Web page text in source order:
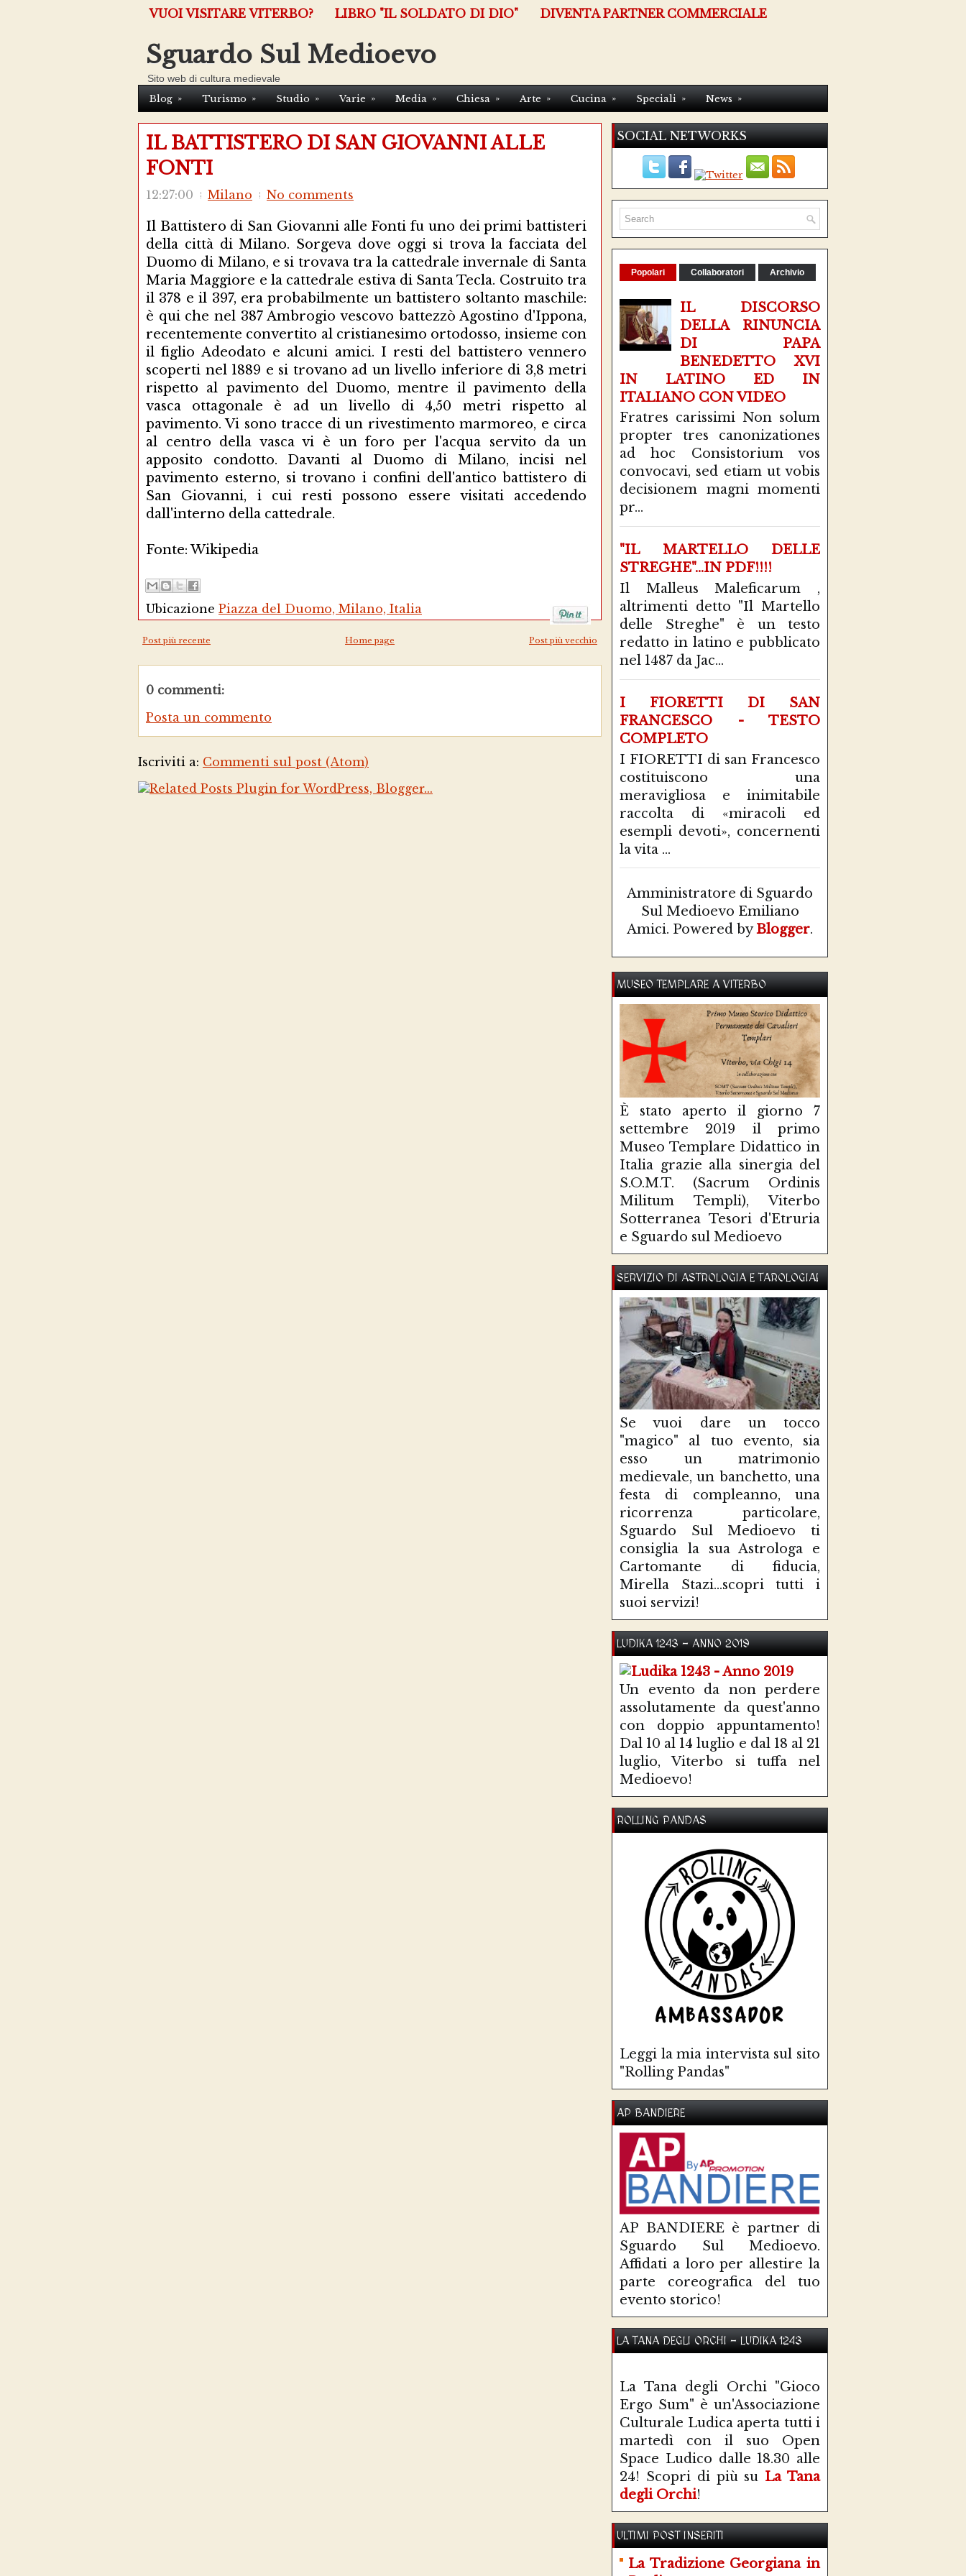
VUOI VISITARE VITERBO? LIBRO "IL SOLDATO DI DIO" DIVENTA PARTNER COMMERCIALE
Sguardo Sul Medioevo
Sito web di cultura medievale
Blog » Turismo » Studio » Varie » Media » Chiesa » Arte » Cucina » Speciali » News »
IL BATTISTERO DI SAN GIOVANNI ALLE
FONTI
12:27:00 Milano No comments
Il Battistero di San Giovanni alle Fonti fu uno dei primi battisteri
della città di Milano. Sorgeva dove oggi si trova la facciata del
Duomo di Milano, e si trovava tra la cattedrale invernale di Santa
Maria Maggiore e la cattedrale estiva di Santa Tecla. Costruito tra
il 378 e il 397, era probabilmente un battistero soltanto maschile:
è qui che nel 387 Ambrogio vescovo battezzò Agostino d'Ippona,
recentemente convertito al cristianesimo ortodosso, insieme con
il figlio Adeodato e alcuni amici. I resti del battistero vennero
scoperti nel 1889 e si trovano ad un livello inferiore di 3,8 metri
rispetto al pavimento del Duomo, mentre il pavimento della
vasca ottagonale è ad un livello di 4,50 metri rispetto al
pavimento. Vi sono tracce di un rivestimento marmoreo, e circa
al centro della vasca vi è un foro per l'acqua servito da un
apposito condotto. Davanti al Duomo di Milano, incisi nel
pavimento esterno, si trovano i confini dell'antico battistero di
San Giovanni, i cui resti possono essere visitati accedendo
dall'interno della cattedrale.
Fonte: Wikipedia
Ubicazione Piazza del Duomo, Milano, Italia
Post più recente Post più vecchio
Home page
0 commenti:
Posta un commento
Iscriviti a: Commenti sul post (Atom)
SOCIAL NETWORKS
Popolari Collaboratori Archivio
IL DISCORSO
DELLA RINUNCIA
DI PAPA
BENEDETTO XVI
IN LATINO ED IN
ITALIANO CON VIDEO
Fratres carissimi Non solum
propter tres canonizationes
ad hoc Consistorium vos
convocavi, sed etiam ut vobis
decisionem magni momenti
pr...
"IL MARTELLO DELLE
STREGHE"...IN PDF!!!!
Il Malleus Maleficarum ,
altrimenti detto "Il Martello
delle Streghe" è un testo
redatto in latino e pubblicato
nel 1487 da Jac...
I FIORETTI DI SAN
FRANCESCO - TESTO
COMPLETO
I FIORETTI di san Francesco
costituiscono una
meravigliosa e inimitabile
raccolta di «miracoli ed
esempli devoti», concernenti
la vita ...
Amministratore di Sguardo
Sul Medioevo Emiliano
Amici. Powered byBlogger.
MUSEO TEMPLARE A VITERBO
È stato aperto il giorno 7
settembre 2019 il primo
Museo Templare Didattico in
Italia grazie alla sinergia del
S.O.M.T. (Sacrum Ordinis
Militum Templi), Viterbo
Sotterranea Tesori d'Etruria
e Sguardo sul Medioevo
SERVIZIO DI ASTROLOGIA E TAROLOGIA!
Se vuoi dare un tocco
"magico" al tuo evento, sia
esso un matrimonio
medievale, un banchetto, una
festa di compleanno, una
ricorrenza particolare,
Sguardo Sul Medioevo ti
consiglia la sua Astrologa e
Cartomante di fiducia,
Mirella Stazi...scopri tutti i
suoi servizi!
LUDIKA 1243 - ANNO 2019
Un evento da non perdere
assolutamente da quest'anno
con doppio appuntamento!
Dal 10 al 14 luglio e dal 18 al 21
luglio, Viterbo si tuffa nel
Medioevo!
ROLLING PANDAS
Leggi la mia intervista sul sito
"Rolling Pandas"
AP BANDIERE
AP BANDIERE è partner di
Sguardo Sul Medioevo.
Affidati a loro per allestire la
parte coreografica del tuo
evento storico!
LA TANA DEGLI ORCHI - LUDIKA 1243
La Tana degli Orchi "Gioco
Ergo Sum" è un'Associazione
Culturale Ludica aperta tutti i
martedì con il suo Open
Space Ludico dalle 18.30 alle
24! Scopri di più su La Tana
degli Orchi!
ULTIMI POST INSERITI
La Tradizione Georgiana in